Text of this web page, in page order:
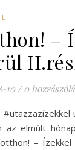
–
10 / 0
az elmúlt
–